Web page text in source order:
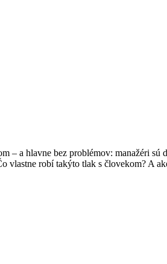
a hlavne bez problémov: manažéri sú
vlastne robí takýto tlak s človekom? A